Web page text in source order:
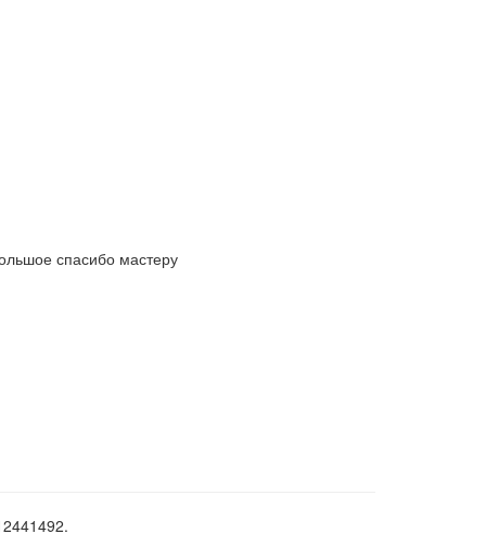
спасибо мастеру